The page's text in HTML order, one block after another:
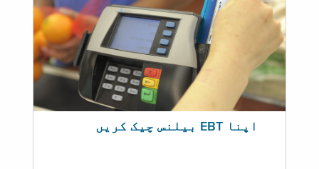
اپنا EBT بیلنس چیک کریں